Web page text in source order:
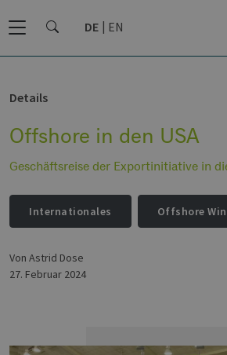
DE EN
Details
Offshore in den USA
Geschäftsreise der Exportinitiative in
Internationales Offshore
von Astrid Dose
27. Februar 2024